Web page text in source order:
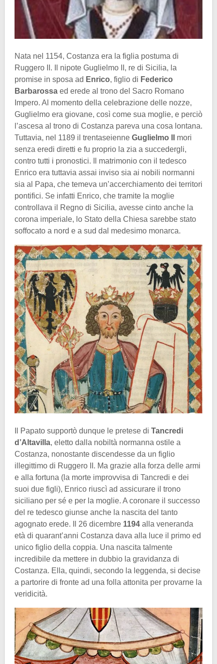
Nata nel 1154, Costanza era la figlia postuma di
Ruggero II. Il nipote Guglielmo II, re di Sicilia, la
promise in sposa ad Enrico, figlio di Federico
Barbarossa ed erede al trono del Sacro Romano
Impero. Al momento della celebrazione delle nozze,
Guglielmo era giovane, così come sua moglie, e perciò
l’ascesa al trono di Costanza pareva una cosa lontana.
Tuttavia, nel 1189 il trentaseienne Guglielmo II
mori
senza eredi diretti e fu proprio la zia a succedergli,
contro tutti i pronostici. Il matrimonio con il tedesco
Enrico era tuttavia assai inviso sia ai nobili normanni
sia al Papa, che temeva un’accerchiamento dei territori
pontifici. Se infatti Enrico, che tramite la moglie
controllava il Regno di Sicilia, avesse cinto anche la
corona imperiale, lo Stato della Chiesa sarebbe stato
soffocato a nord e a sud dal medesimo monarca.
Il Papato supportò dunque le pretese di Tancredi
d’Altavilla, eletto dalla nobiltà normanna ostile a
Costanza, nonostante discendesse da un figlio
illegittimo di Ruggero II. Ma grazie alla forza delle armi
e alla fortuna (la morte improvvisa di Tancredi e dei
suoi due figli), Enrico riuscì ad assicurare il trono
siciliano per sé e per la moglie. A coronare il successo
del re tedesco giunse anche la nascita del tanto
agognato erede. Il 26 dicembre 1194 alla veneranda
età di quarant’anni Costanza dava alla luce il primo ed
unico figlio della coppia. Una nascita talmente
incredibile da mettere in dubbio la gravidanza di
Costanza. Ella, quindi, secondo la leggenda, si decise
a partorire di fronte ad una folla attonita per provarne la
veridicità.